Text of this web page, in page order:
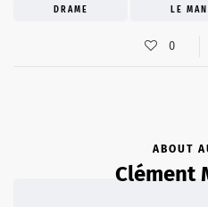
DRAME LE
0
ABOUT
Clément